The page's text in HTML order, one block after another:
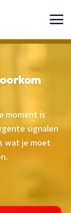
moment is
signalen
wat je moet